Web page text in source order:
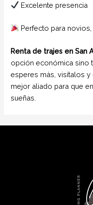
Excelente presencia
Perfecto para
Renta de trajes en San
opción económica sino
esperes más, visítalos
mejor aliado para que
sueñas.